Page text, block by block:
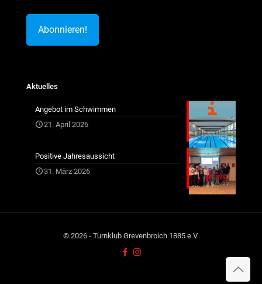
Aktuelles
Angebot im Schwimmen
21. April 2026
Positive Jahresaussicht
31. März 2026
© 2026 - Turnklub Grevenbroich 1885 e.V.